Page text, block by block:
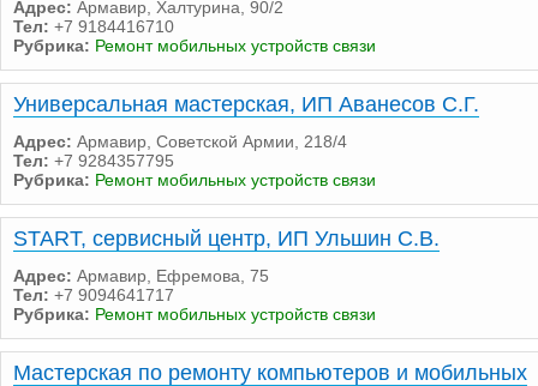
Адрес: Армавир, Халтурина, 90/2
Тел: +7 9184416710
Рубрика: Ремонт мобильных устройств связи
Универсальная мастерская, ИП Аванесов С.Г.
Адрес: Армавир, Советской Армии, 218/4
Тел: +7 9284357795
Рубрика: Ремонт мобильных устройств связи
START, сервисный центр, ИП Ульшин С.В.
Адрес: Армавир, Ефремова, 75
Тел: +7 9094641717
Рубрика: Ремонт мобильных устройств связи
Мастерская по ремонту компьютеров и мобильных